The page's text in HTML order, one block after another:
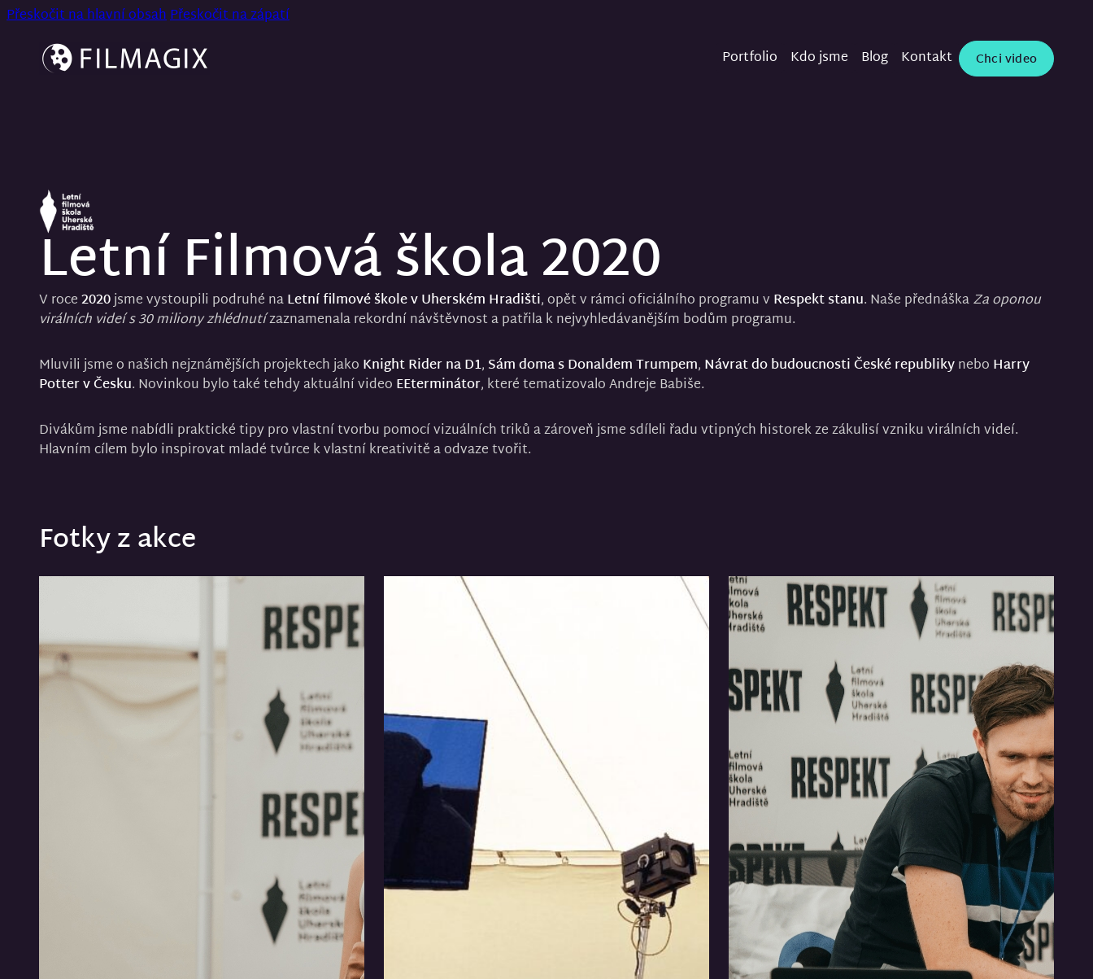
Přeskočit na hlavní obsahPřeskočit na zápatí
Portfolio
Kdo jsme Blog Kontakt Chci video
Letní Filmová škola 2020
V roce2020jsme vystoupili podruhé naLetní filmové škole v Uherském Hradišti, opět v rámci oficiálního programu v Respekt stanu. Naše přednáškaZa oponou
virálních videí s 30 miliony zhlédnutízaznamenala rekordní návštěvnost a patřila k nejvyhledávanějším bodům programu.
Mluvili jsme o našich nejznámějších projektech jako Knight Rider na D1, Sám doma s Donaldem Trumpem, Návrat do budoucnosti České republikynebo Harry
Potter v Česku. Novinkou bylo také tehdy aktuální video EEterminátor, které tematizovalo Andreje Babiše.
Divákům jsme nabídli praktické tipy pro vlastní tvorbu pomocí vizuálních triků a zároveň jsme sdíleli řadu vtipných historek ze zákulisí vzniku virálních videí.
Hlavním cílem bylo inspirovat mladé tvůrce k vlastní kreativitě a odvaze tvořit.
Fotky z akce